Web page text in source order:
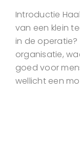
Introductie
van een klein
in de operatie?
organisatie,
goed voor
wellicht een